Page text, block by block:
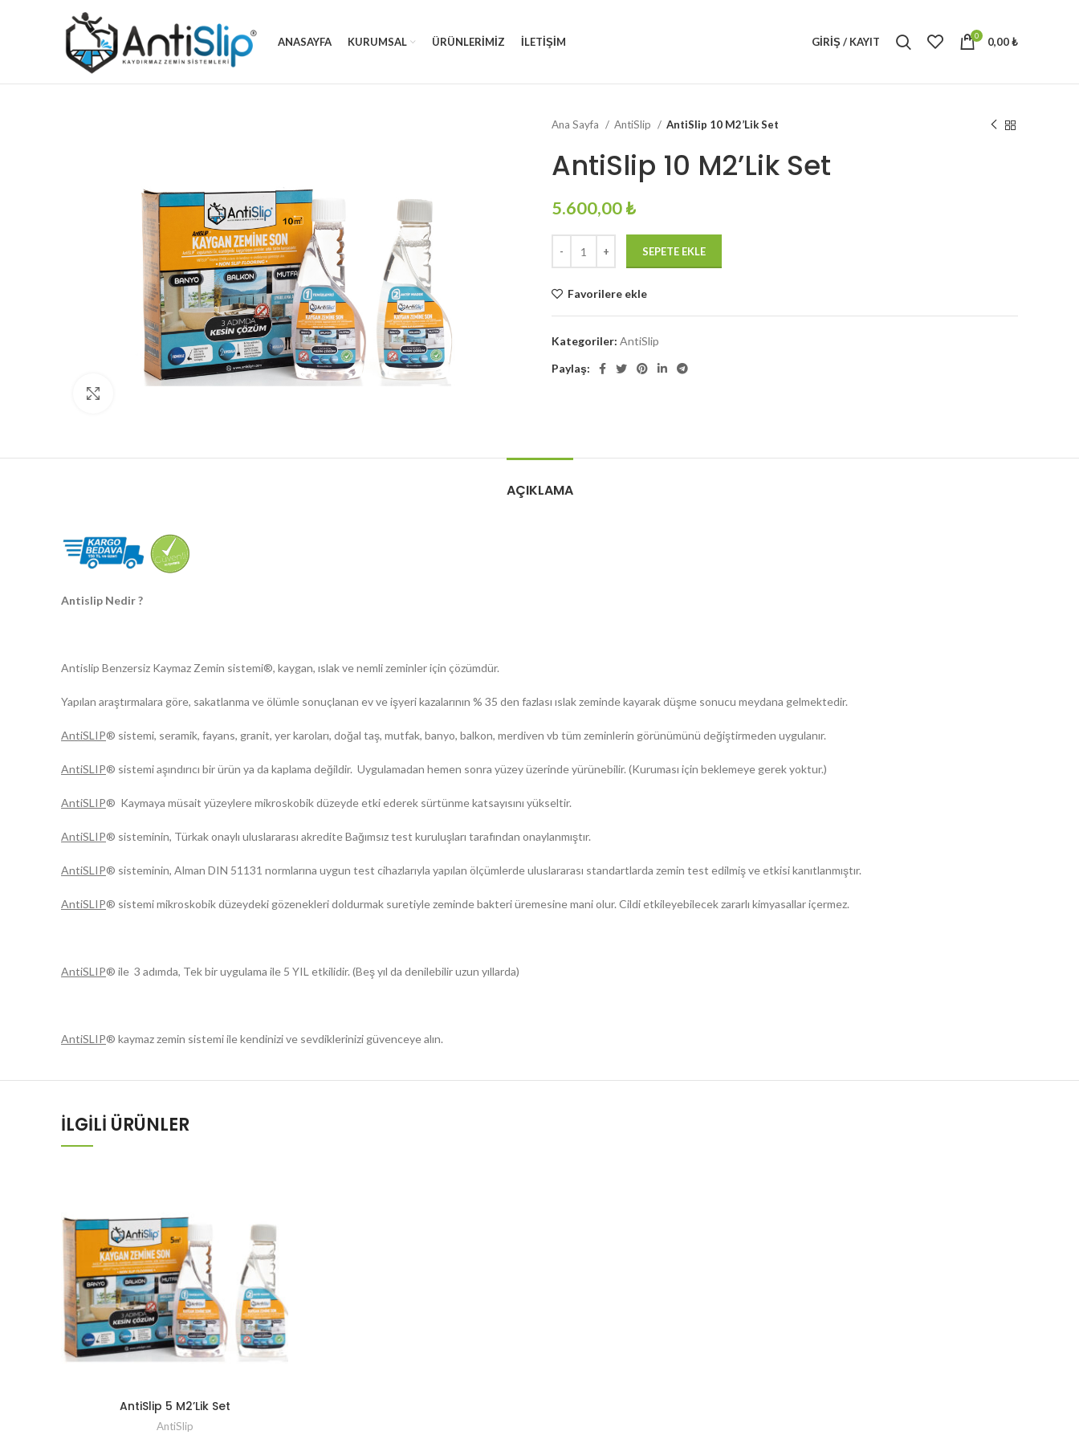
ANASAYFA KURUMSAL ÜRÜNLERIMIZ İLETIŞIM GIRIŞ / KAYIT 0 0,00₺
Ana Sayfa AntiSlip AntiSlip 10 M2’Lik Set
AntiSlip 10 M2’Lik Set
5.600,00₺
SEPETE EKLE
Favorilere ekle
Kategoriler: AntiSlip
Paylaş:
AÇIKLAMA
Antislip Nedir ?
Antislip Benzersiz Kaymaz Zemin sistemi®, kaygan, ıslak ve nemli zeminler için çözümdür.
Yapılan araştırmalara göre, sakatlanma ve ölümle sonuçlanan ev ve işyeri kazalarının % 35 den fazlası ıslak zeminde kayarak düşme sonucu meydana gelmektedir.
AntiSLIP® sistemi, seramik, fayans, granit, yer karoları, doğal taş, mutfak, banyo, balkon, merdiven vb tüm zeminlerin görünümünü değiştirmeden uygulanır.
AntiSLIP® sistemi aşındırıcı bir ürün ya da kaplama değildir. Uygulamadan hemen sonra yüzey üzerinde yürünebilir. (Kuruması için beklemeye gerek yoktur.)
AntiSLIP® Kaymaya müsait yüzeylere mikroskobik düzeyde etki ederek sürtünme katsayısını yükseltir.
AntiSLIP® sisteminin, Türkak onaylı uluslararası akredite Bağımsız test kuruluşları tarafından onaylanmıştır.
AntiSLIP® sisteminin, Alman DIN 51131 normlarına uygun test cihazlarıyla yapılan ölçümlerde uluslararası standartlarda zemin test edilmiş ve etkisi kanıtlanmıştır.
AntiSLIP® sistemi mikroskobik düzeydeki gözenekleri doldurmak suretiyle zeminde bakteri üremesine mani olur. Cildi etkileyebilecek zararlı kimyasallar içermez.
AntiSLIP® ile 3 adımda, Tek bir uygulama ile 5 YIL etkilidir. (Beş yıl da denilebilir uzun yıllarda)
AntiSLIP® kaymaz zemin sistemi ile kendinizi ve sevdiklerinizi güvenceye alın.
İLGILI ÜRÜNLER
AntiSlip 5 M2’Lik Set
AntiSlip